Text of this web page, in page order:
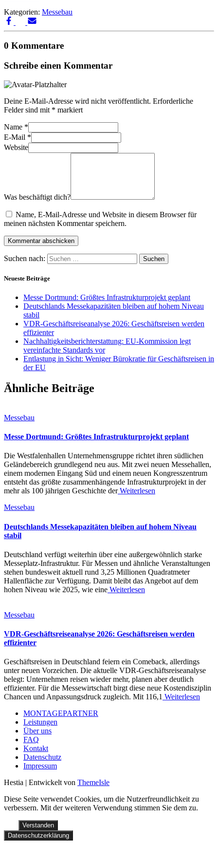
Kategorien: Messebau
0 Kommentare
Schreibe einen Kommentar
Deine E-Mail-Adresse wird nicht veröffentlicht. Erforderliche
Felder sind mit * markiert
Name *
E-Mail *
Website
Was beschäftigt dich?
Name, E-Mail-Adresse und Website in diesem Browser für
meinen nächsten Kommentar speichern.
Suchen nach:
Neueste Beiträge
Messe Dortmund: Größtes Infrastrukturprojekt geplant
Deutschlands Messekapazitäten bleiben auf hohem Niveau
stabil
VDR-Geschäftsreiseanalyse 2026: Geschäftsreisen werden
effizienter
Nachhaltigkeitsberichterstattung: EU-Kommission legt
vereinfachte Standards vor
Entlastung in Sicht: Weniger Bürokratie für Geschäftsreisen in
der EU
Ähnliche Beiträge
Messebau
Messe Dortmund: Größtes Infrastrukturprojekt geplant
Die Westfalenhallen Unternehmensgruppe richtet ihren südlichen
Geländebereich grundlegend neu aus. Mit zwei neuen Messehallen,
einem modernen Eingang Süd und einem neuen Kongresszentrum
entsteht das größte zusammenhängende Infrastrukturprojekt in der
mehr als 100 jährigen Geschichte derWeiterlesen
Messebau
Deutschlands Messekapazitäten bleiben auf hohem Niveau
stabil
Deutschland verfügt weiterhin über eine außergewöhnlich starke
Messeplatz-Infrastruktur. Für Messen und ähnliche Veranstaltungen
stehen bundesweit aktuell rund 3,25 Millionen Quadratmeter
Hallenfläche zur Verfügung. Damit bleibt das Angebot auf dem
hohen Niveau wie 2025, wie eine Weiterlesen
Messebau
VDR-Geschäftsreiseanalyse 2026: Geschäftsreisen werden
effizienter
Geschäftsreisen in Deutschland feiern ein Comeback, allerdings
unter neuen Vorzeichen. Die aktuelle VDR-Geschäftsreiseanalyse
belegt: Unternehmen reisen wieder mehr, planen aber deutlich
effizienter. Für die Messewirtschaft birgt diese neue Kostendisziplin
Chancen und Anpassungsdruck zugleich. Mit 116,1 Weiterlesen
MONTAGEPARTNER
Leistungen
Über uns
FAQ
Kontakt
Datenschutz
Impressum
Hestia | Entwickelt von ThemeIsle
Diese Seite verwendet Cookies, um die Nutzerfreundlichkeit zu
verbessern. Mit der weiteren Verwendung stimmen Sie dem zu.
Verstanden
Datenschutzerklärung